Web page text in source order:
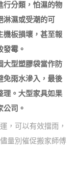
行分類，怕濕的物
濕或受潮的可
機板損壞，甚至報
發霉。
大型塑膠袋當作防
免雨水滲入，最後
理。大型家具如果
公司。
，可以有效擋雨，
量別催促搬家師傅